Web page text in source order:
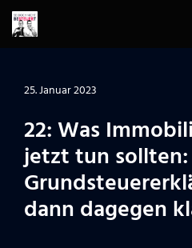
Zum
springen
25. Januar 2023
22: Was
jetzt tun sollten:
dann dagegen